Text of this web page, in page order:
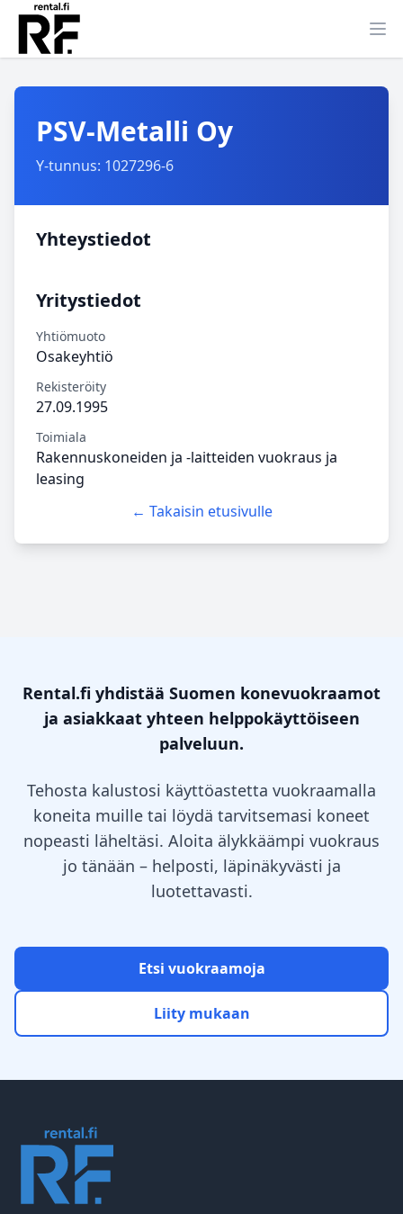
PSV-Metalli Oy
Y-tunnus: 1027296-6
Yhteystiedot
Yritystiedot
Yhtiömuoto
Osakeyhtiö
Rekisteröity
27.09.1995
Toimiala
Rakennuskoneiden ja -laitteiden vuokraus ja
leasing
← Takaisin etusivulle
Rental.fi yhdistää Suomen konevuokraamot
ja asiakkaat yhteen helppokäyttöiseen
palveluun.
Tehosta kalustosi käyttöastetta vuokraamalla
koneita muille tai löydä tarvitsemasi koneet
nopeasti läheltäsi. Aloita älykkäämpi vuokraus
jo tänään – helposti, läpinäkyvästi ja
luotettavasti.
Etsi vuokraamoja
Liity mukaan